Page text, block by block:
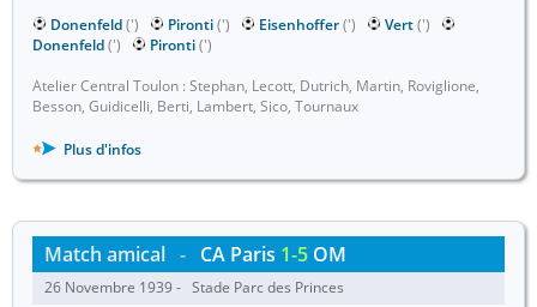
Donenfeld(') Pironti(') Eisenhoffer(') Vert(')
Donenfeld(') Pironti(')
Atelier Central Toulon : Stephan, Lecott, Dutrich, Martin, Roviglione,
Besson, Guidicelli, Berti, Lambert, Sico, Tournaux
Plus d'infos
Match amical - CA Paris 1-5 OM
26 Novembre 1939 - Stade Parc des Princes